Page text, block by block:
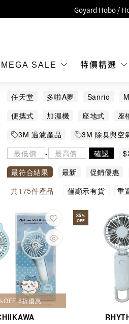
Goyard Hobo /
MOKO 1樓175號
LBuy獲香港
LBuy
MEGA SALE 特價精選
任天堂 多啦A夢 Sanrio
BALMUDA
Chiikawa Clue
Machino
MITSUBISHI
Thanko
YOHOME 德國寶
便攜式 加濕機 座地式 座
眼鏡盒
除蟎 其他
3M 過濾產品 3M 除臭與空
手機 / 手機配件
所有
- 確認
最符合結果 最新 促銷優惠
共175件產品 僅顯示有貨 重
8折優惠
35%
OFF